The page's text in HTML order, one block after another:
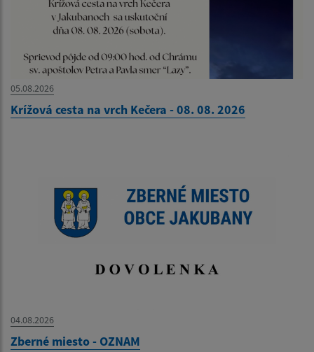
05.08.2026
Krížová cesta na vrch Kečera - 08. 08. 2026
04.08.2026
Zberné miesto - OZNAM